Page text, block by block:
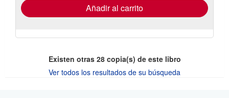
envío
Añadir al carrito
Existen otras 28copia(s) de este libro
Ver todos los resultados de su búsqueda